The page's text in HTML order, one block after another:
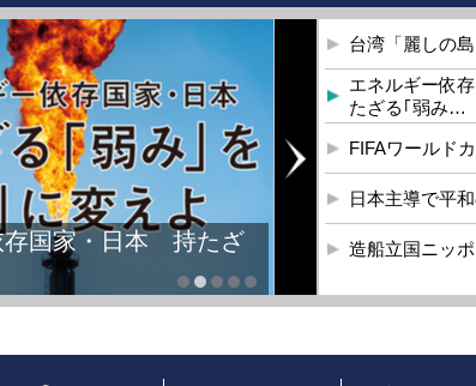
カップ2026
台湾「麗しの
エネルギー依
たざる｢弱み…
FIFAワールド
日本主導で平
造船立国ニッ